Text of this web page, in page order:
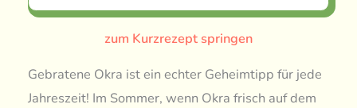
zum Kurzrezept springen
Gebratene Okra ist ein echter Geheimtipp für jede
Jahreszeit! Im Sommer, wenn Okra frisch auf dem